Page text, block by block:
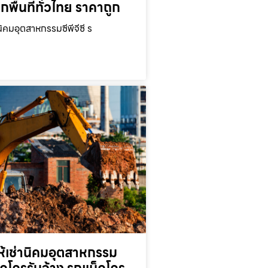
พื้นที่ทั่วไทย ราคาถูก
คมอุตสาหกรรมซีพีจีซี ร
เช่านิคมอุตสาหกรรม